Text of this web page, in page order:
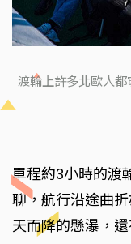
渡輪上許多北歐人
單程約3小時的渡
聊，航行沿途曲
天而降的懸瀑，